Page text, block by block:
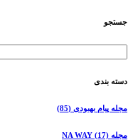
جستجو
دسته بندی
مجله پیام بهبودی (85)
مجله NA WAY (17)